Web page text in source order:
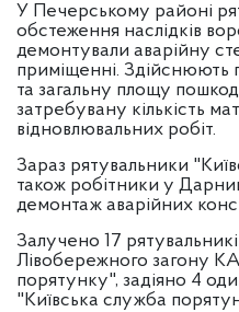
У Печерському районі
обстеження наслідків
демонтували аварійну
приміщенні. Здійснюють
та загальну площу
затребувану кількість
відновлювальних робіт.
Зараз рятувальники
також робітники у
демонтаж аварійних
Залучено 17
Лівобережного загону
порятунку", задіяно 4
"Київська служба